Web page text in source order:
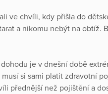
ve chvíli, kdy přišla do
a nikomu nebýt na obtíž.
dohodu je v dnešní době
si sami platit zdravotní
přednější než pojištění a